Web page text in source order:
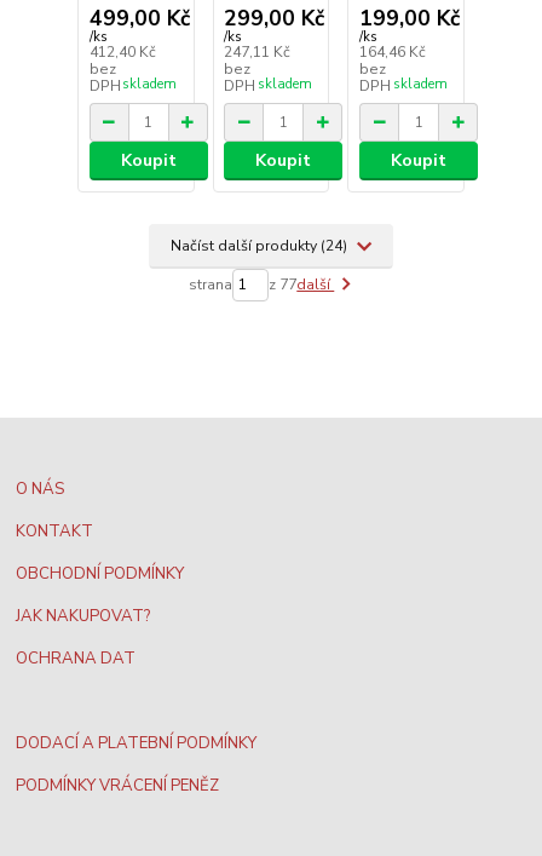
499,00 Kč
/ks
412,40 Kč
bez
DPH skladem
Koupit
299,00 Kč
/ks
247,11 Kč
bez
DPH skladem
Koupit
199,00 Kč
/ks
164,46 Kč
bez
DPH skladem
Koupit
Načíst další produkty (24)
strana z 77další
O NÁS
KONTAKT
OBCHODNÍ PODMÍNKY
JAK NAKUPOVAT?
OCHRANA DAT
DODACÍ A PLATEBNÍ PODMÍNKY
PODMÍNKY VRÁCENÍ PENĚZ